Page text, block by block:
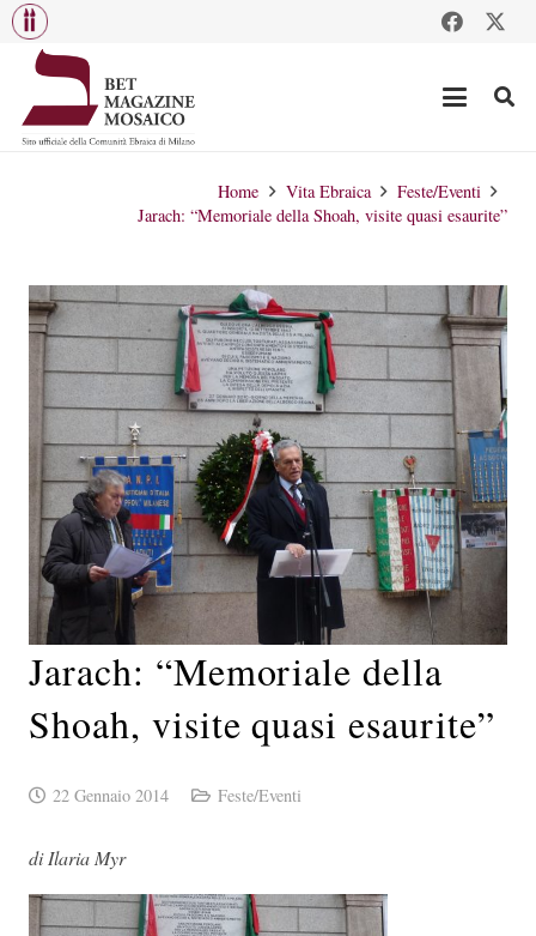
Home Vita Ebraica
Feste/Eventi
Jarach: “Memoriale della Shoah, visite quasi esaurite”
Jarach: “Memoriale della
Shoah, visite quasi esaurite”
22 Gennaio 2014 Feste/Eventi
di Ilaria Myr